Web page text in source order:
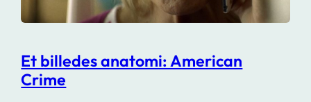
Et billedes anatomi: American
Crime